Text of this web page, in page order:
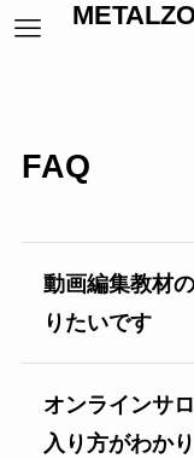
FAQ
動画編集教材
りたいです
オンラインサ
入り方がわか